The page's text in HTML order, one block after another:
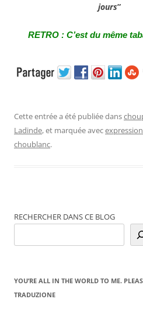
jours”
RETRO : C’est du même
Cette entrée a été publiée dans
Ladinde, et marquée avec
choublanc.
RECHERCHER DANS CE BLOG
YOU’RE ALL IN THE WORLD TO ME.
TRADUZIONE